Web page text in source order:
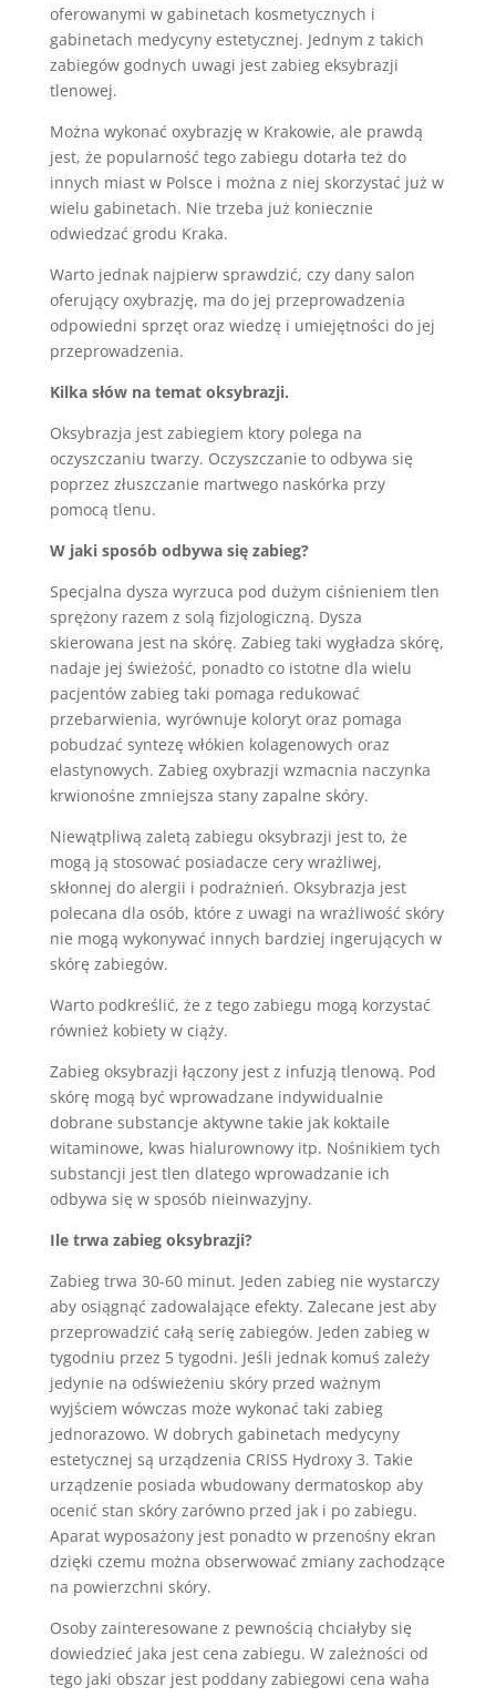
oferowanymi w gabinetach kosmetycznych i
gabinetach medycyny estetycznej. Jednym z takich
zabiegów godnych uwagi jest zabieg eksybrazji
tlenowej.
Można wykonać oxybrazję w Krakowie, ale prawdą
jest, że popularność tego zabiegu dotarła też do
innych miast w Polsce i można z niej skorzystać już w
wielu gabinetach. Nie trzeba już koniecznie
odwiedzać grodu Kraka.
Warto jednak najpierw sprawdzić, czy dany salon
oferujący oxybrazję, ma do jej przeprowadzenia
odpowiedni sprzęt oraz wiedzę i umiejętności do jej
przeprowadzenia.
Kilka słów na temat oksybrazji.
Oksybrazja jest zabiegiem ktory polega na
oczyszczaniu twarzy. Oczyszczanie to odbywa się
poprzez złuszczanie martwego naskórka przy
pomocą tlenu.
W jaki sposób odbywa się zabieg?
Specjalna dysza wyrzuca pod dużym ciśnieniem tlen
sprężony razem z solą fizjologiczną. Dysza
skierowana jest na skórę. Zabieg taki wygładza skórę,
nadaje jej świeżość, ponadto co istotne dla wielu
pacjentów zabieg taki pomaga redukować
przebarwienia, wyrównuje koloryt oraz pomaga
pobudzać syntezę włókien kolagenowych oraz
elastynowych. Zabieg oxybrazji wzmacnia naczynka
krwionośne zmniejsza stany zapalne skóry.
Niewątpliwą zaletą zabiegu oksybrazji jest to, że
mogą ją stosować posiadacze cery wrażliwej,
skłonnej do alergii i podrażnień. Oksybrazja jest
polecana dla osób, które z uwagi na wrażliwość skóry
nie mogą wykonywać innych bardziej ingerujących w
skórę zabiegów.
Warto podkreślić, że z tego zabiegu mogą korzystać
również kobiety w ciąży.
Zabieg oksybrazji łączony jest z infuzją tlenową. Pod
skórę mogą być wprowadzane indywidualnie
dobrane substancje aktywne takie jak koktaile
witaminowe, kwas hialurownowy itp. Nośnikiem tych
substancji jest tlen dlatego wprowadzanie ich
odbywa się w sposób nieinwazyjny.
Ile trwa zabieg oksybrazji?
Zabieg trwa 30-60 minut. Jeden zabieg nie wystarczy
aby osiągnąć zadowalające efekty. Zalecane jest aby
przeprowadzić całą serię zabiegów. Jeden zabieg w
tygodniu przez 5 tygodni. Jeśli jednak komuś zależy
jedynie na odświeżeniu skóry przed ważnym
wyjściem wówczas może wykonać taki zabieg
jednorazowo. W dobrych gabinetach medycyny
estetycznej są urządzenia CRISS Hydroxy 3. Takie
urządzenie posiada wbudowany dermatoskop aby
ocenić stan skóry zarówno przed jak i po zabiegu.
Aparat wyposażony jest ponadto w przenośny ekran
dzięki czemu można obserwować zmiany zachodzące
na powierzchni skóry.
Osoby zainteresowane z pewnością chciałyby się
dowiedzieć jaka jest cena zabiegu. W zależności od
tego jaki obszar jest poddany zabiegowi cena waha